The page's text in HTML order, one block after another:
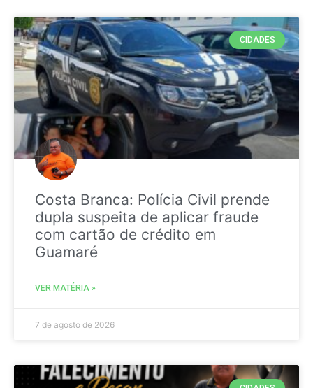
CIDADES
Costa Branca: Polícia Civil prende
dupla suspeita de aplicar fraude
com cartão de crédito em
Guamaré
VER MATÉRIA »
7 de agosto de 2026